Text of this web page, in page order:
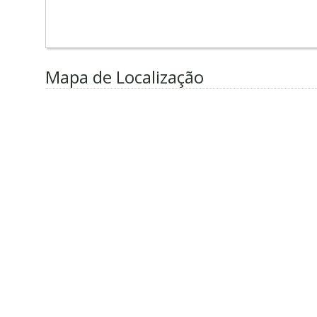
Mapa de Localização